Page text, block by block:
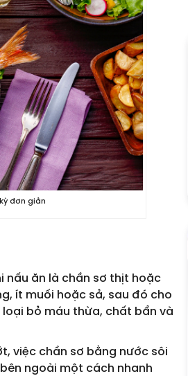
đơn giản
nấu ăn là chần sơ thịt hoặc
ít muối hoặc sả, sau đó cho
bỏ máu thừa, chất bẩn và
việc chần sơ bằng nước sôi
ngoài một cách nhanh